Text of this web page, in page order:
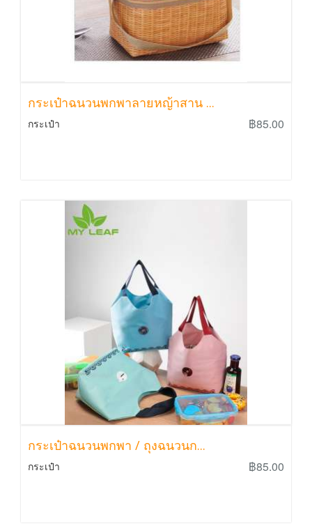
กระเป๋าฉนวนพกพาลายหญ้าสาน ...
กระเป๋า ฿85.00
กระเป๋าฉนวนพกพา / ถุงฉนวนก...
กระเป๋า ฿85.00